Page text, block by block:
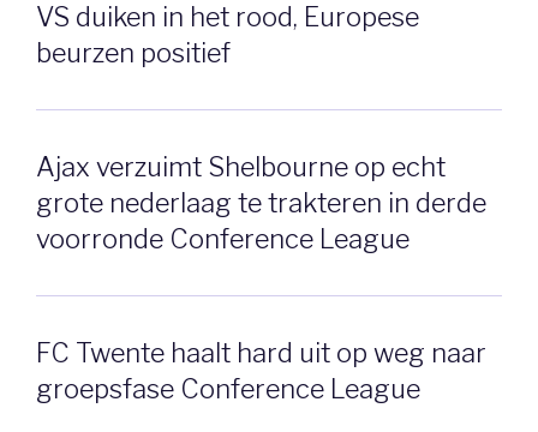
VS duiken in het rood, Europese
beurzen positief
Ajax verzuimt Shelbourne op echt
grote nederlaag te trakteren in derde
voorronde Conference League
FC Twente haalt hard uit op weg naar
groepsfase Conference League